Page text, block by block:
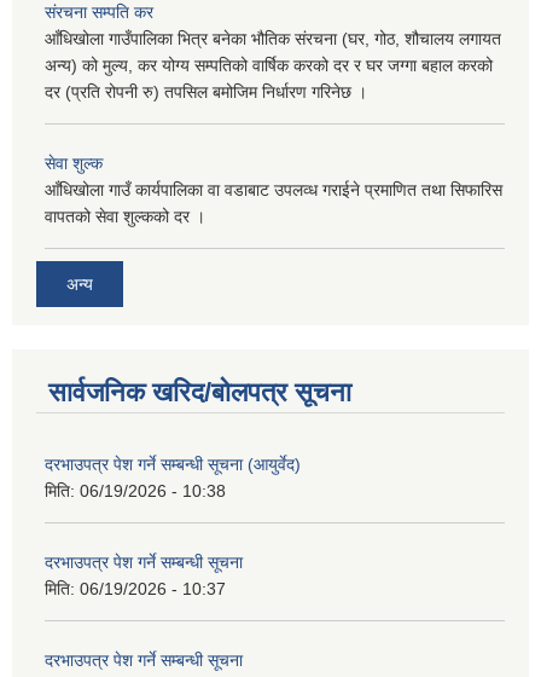
संरचना सम्पति कर
आँधिखोला गाउँपालिका भित्र बनेका भौतिक संरचना (घर, गोठ, शौचालय लगायत
अन्य) को मुल्य, कर योग्य सम्पतिको वार्षिक करको दर र घर जग्गा बहाल करको
दर (प्रति रोपनी रु) तपसिल बमोजिम निर्धारण गरिनेछ ।
सेवा शुल्क
आँधिखोला गाउँ कार्यपालिका वा वडाबाट उपलव्ध गराईने प्रमाणित तथा सिफारिस
वापतको सेवा शुल्कको दर ।
अन्य
सार्वजनिक खरिद/बोलपत्र सूचना
दरभाउपत्र पेश गर्ने सम्बन्धी सूचना (आयुर्वेद)
मिति: 06/19/2026 - 10:38
दरभाउपत्र पेश गर्ने सम्बन्धी सूचना
मिति: 06/19/2026 - 10:37
दरभाउपत्र पेश गर्ने सम्बन्धी सूचना